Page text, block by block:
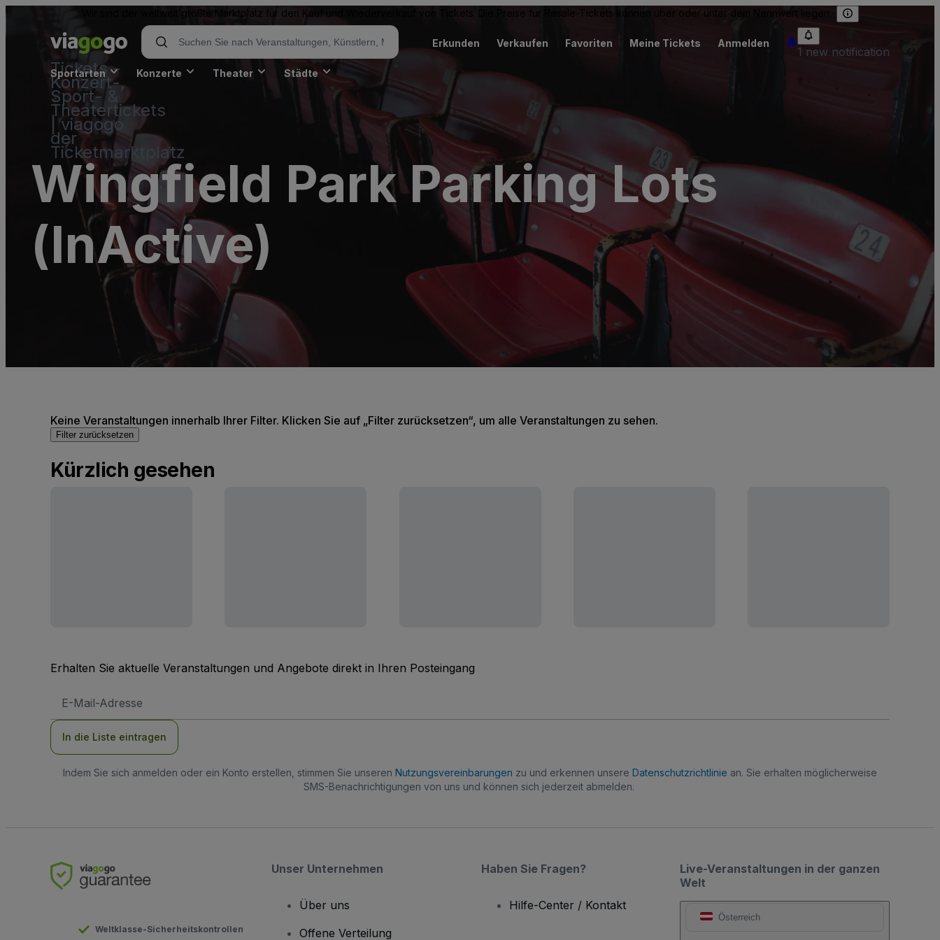
Wir sind der weltweit größte Marktplatz für den Kauf und Wiederverkauf von Tickets. Die Preise für Resale-Tickets können über oder unter dem Nennwert liegen.
Tickets -
Konzert-,
Sport- &
Theatertickets
| viagogo
der
Ticketmarktplatz
Erkunden Verkaufen Favoriten Meine Tickets Anmelden
1 new notification
Sportarten Konzerte Theater Städte
Wingfield Park Parking Lots
(InActive)
Keine Veranstaltungen innerhalb Ihrer Filter. Klicken Sie auf „Filter zurücksetzen“, um alle Veranstaltungen zu sehen.
Filter zurücksetzen
Kürzlich gesehen
Erhalten Sie aktuelle Veranstaltungen und Angebote direkt in Ihren Posteingang
Mail-
In die Liste eintragen
Indem Sie sich anmelden oder ein Konto erstellen, stimmen Sie unseren Nutzungsvereinbarungen zu und erkennen unsere Datenschutzrichtlinie an. Sie erhalten möglicherweise
SMS-Benachrichtigungen von uns und können sich jederzeit abmelden.
Live-Veranstaltungen in der ganzen
Welt
Österreich
Weltklasse-Sicherheitskontrollen
Unser Unternehmen
Über uns
Offene Verteilung
Haben Sie Fragen?
Hilfe-Center / Kontakt